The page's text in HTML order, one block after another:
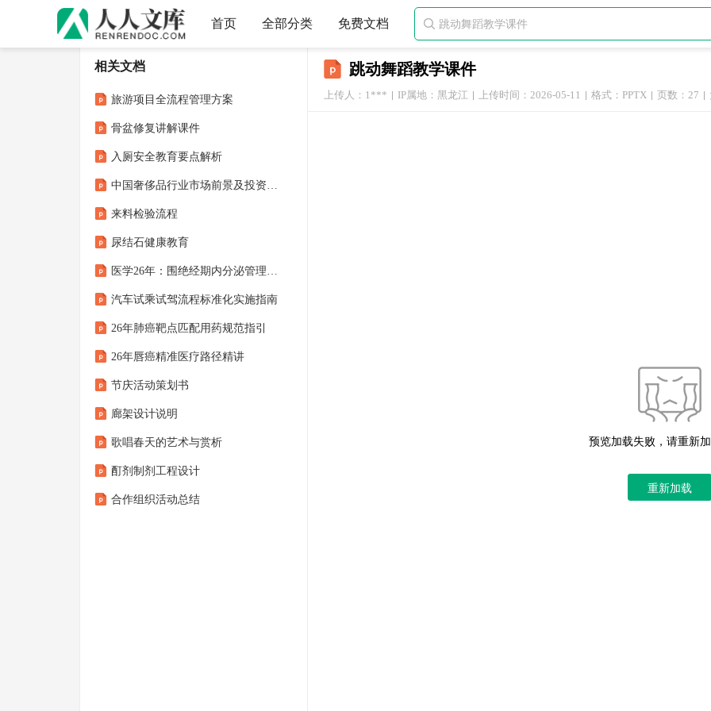
首页 全部分类 免费文档 
跳动舞蹈教学课件
上传人：1*** IP属地：黑龙江 上传时间：2026-05-11 格式：PPTX 页数：27
预览加载失败，请重新
重新加载
相关文档
旅游项目全流程管理方案
骨盆修复讲解课件
入厕安全教育要点解析
中国奢侈品行业市场前景及投资研究报告：审慎复苏奢侈品潜在消费人群购买行为
来料检验流程
尿结石健康教育
医学26年：围绝经期内分泌管理 查房课件
汽车试乘试驾流程标准化实施指南
26年肺癌靶点匹配用药规范指引
26年唇癌精准医疗路径精讲
节庆活动策划书
廊架设计说明
歌唱春天的艺术与赏析
酊剂制剂工程设计
合作组织活动总结